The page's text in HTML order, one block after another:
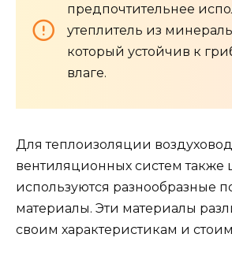
предпочтительнее
утеплитель из
который устойчив к
влаге.
Для теплоизоляции
вентиляционных систем также
используются разнообразные
материалы. Эти материалы
своим характеристикам и